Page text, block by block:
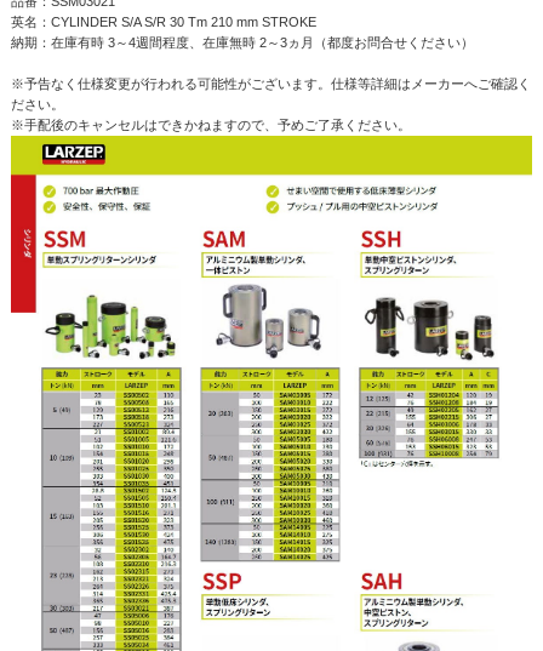
英名：CYLINDER S/A S/R 30 Tm 210 mm STROKE
納期：在庫有時 3～4週間程度、在庫無時 2～3ヵ月（都度お問合せください）
※予告なく仕様変更が行われる可能性がございます。仕様等詳細はメーカーへご確認く
ださい。
※手配後のキャンセルはできかねますので、予めご了承ください。